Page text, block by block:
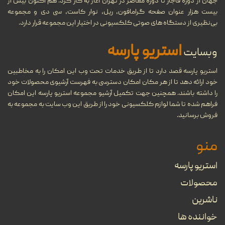
11
شهریور
مروری بر دستگاه‌های مختلف
...
22
مرداد
گرامافون چیست؟
08
خرداد
09
بیست هزار عنوان صفحه گرامافون، ریل، نوار کاست، سی دی و مجموعه
بی‌نظیری از دستگاه های صوتی کلکسیونی در اختیار این مجموعه قرار دارد.
وبسایتاستریو پارسه
استریو پارسه قصد دارد تا از طریق خدمات تحت وب این امکان را به مخاطبین
خود ارائه دهد تا از هر مکان امکان دسترسی به فهرست آرشیوی محصولات خود
را داشته باشند. همچنین جهت تکمیل آرشیو مجموعه استریو پارسه این امکان
فراهم شده تا شما لوازم کلکسیونی خود را از طریق این وب سایت به مجموعه به
فروش برسانید.
منو
استریو پارسه
محصولات
ناشرین
خواننده ها